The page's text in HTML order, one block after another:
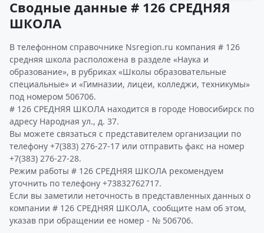
Сводные данные # 126 СРЕДНЯЯ
ШКОЛА
В телефонном справочнике Nsregion.ru компания # 126
средняя школа расположена в разделе «Наука и
образование», в рубриках «Школы образовательные
специальные» и «Гимназии, лицеи, колледжи, техникумы»
под номером 506706.
# 126 СРЕДНЯЯ ШКОЛА находится в городе Новосибирск по
адресу Народная ул., д. 37.
Вы можете связаться с представителем организации по
телефону +7(383) 276-27-17 или отправить факс на номер
+7(383) 276-27-28.
Режим работы # 126 СРЕДНЯЯ ШКОЛА рекомендуем
уточнить по телефону +73832762717.
Если вы заметили неточность в представленных данных о
компании # 126 СРЕДНЯЯ ШКОЛА, сообщите нам об этом,
указав при обращении ее номер - № 506706.